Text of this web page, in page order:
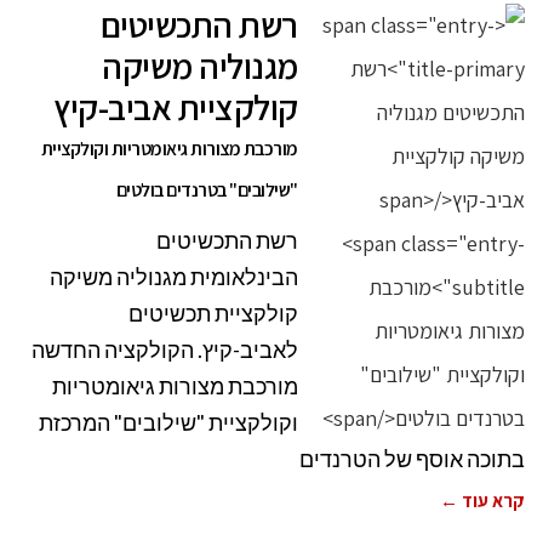
רשת התכשיטים
מגנוליה משיקה
קולקציית אביב-קיץ
מורכבת מצורות גיאומטריות וקולקציית
"שילובים" בטרנדים בולטים
רשת התכשיטים
הבינלאומית מגנוליה משיקה
קולקציית תכשיטים
לאביב-קיץ. הקולקציה החדשה
מורכבת מצורות גיאומטריות
וקולקציית "שילובים" המרכזת
בתוכה אוסף של הטרנדים
קרא עוד ←